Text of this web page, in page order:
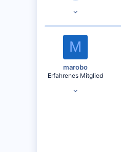
M
marobo
Erfahrenes Mitglied